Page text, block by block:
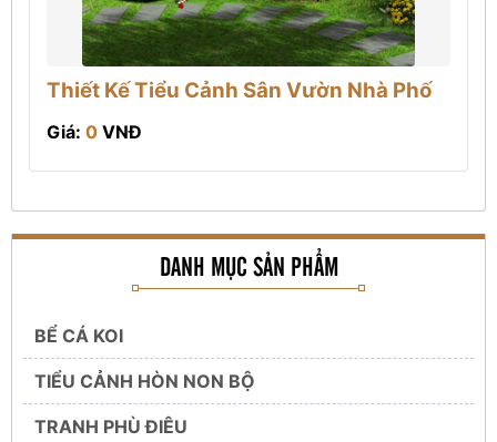
Thiết Kế Tiểu Cảnh Sân Vườn Nhà Phố
Giá: 0 VNĐ
DANH MỤC SẢN PHẨM
BỂ CÁ KOI
TIỂU CẢNH HÒN NON BỘ
TRANH PHÙ ĐIÊU